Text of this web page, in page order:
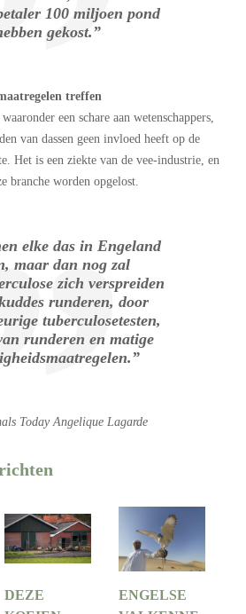
100 miljoen pond
gekost.”
treffen
een schare aan wetenschappers,
van dassen geen invloed heeft op de
Het is een ziekte van de vee-industrie, en
branche worden opgelost.
elke das in Engeland
maar dan nog zal
zich verspreiden
runderen, door
tuberculosetesten,
runderen en matige
Today Angelique Lagarde
DEZE
ENGELSE